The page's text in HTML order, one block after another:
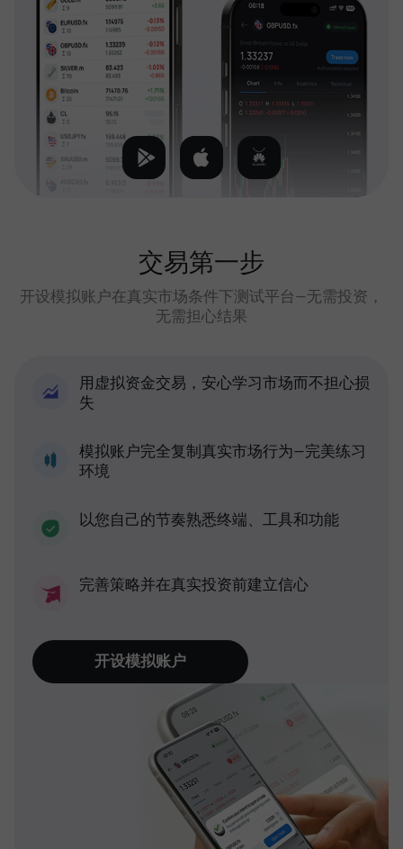
交易第一步
开设模拟账户在真实市场条件下测试平台—无需投资，
无需担心结果
用虚拟资金交易，安心学习市场而不担心损
失
模拟账户完全复制真实市场行为—完美练习
环境
以您自己的节奏熟悉终端、工具和功能
完善策略并在真实投资前建立信心
开设模拟账户